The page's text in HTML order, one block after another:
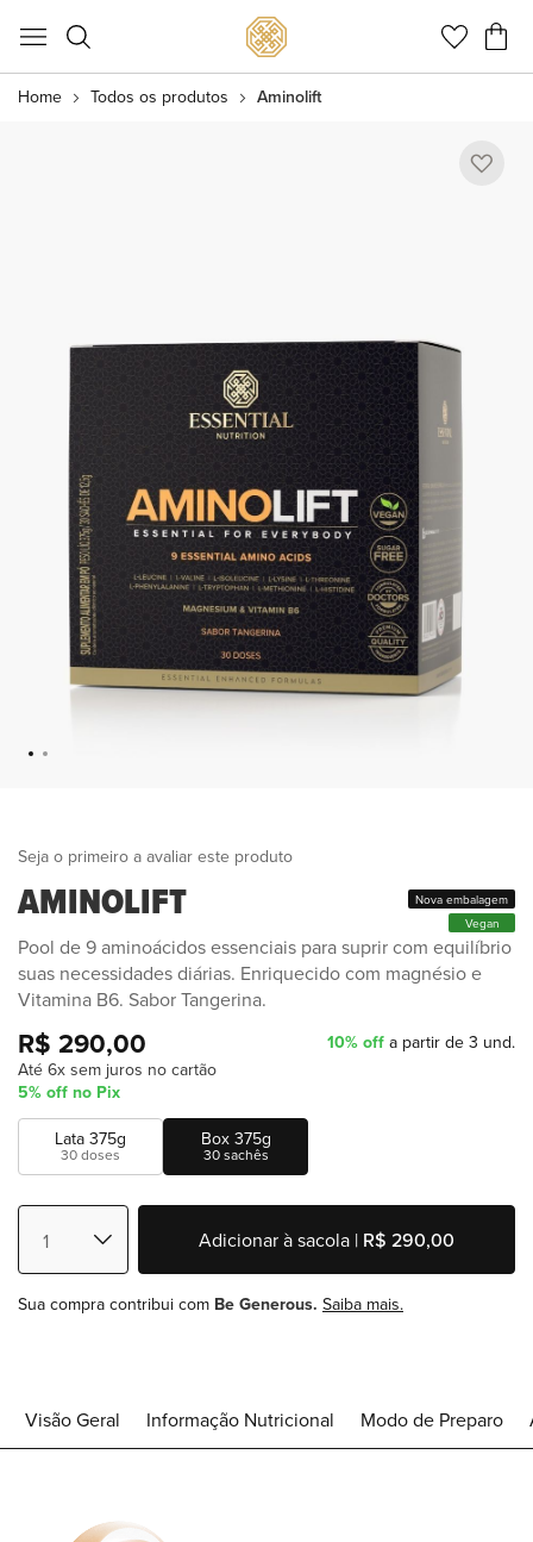
Meu
Home Todos os produtos Aminolift
Seja o primeiro a avaliar este produto
AMINOLIFT
Nova embalagem
Vegan
Pool de 9 aminoácidos essenciais para suprir com equilíbrio
suas necessidades diárias. Enriquecido com magnésio e
Vitamina B6. Sabor Tangerina.
R$ 290,00
Até 6x sem juros no cartão
5% off no Pix
10% off a partir de 3 und.
Lata 375g
30 doses
Box 375g
30 sachês
Adicionar à sacola | R$ 290,00
Sua compra contribui com Be Generous. Saiba mais.
Visão Geral Informação Nutricional Modo de Preparo